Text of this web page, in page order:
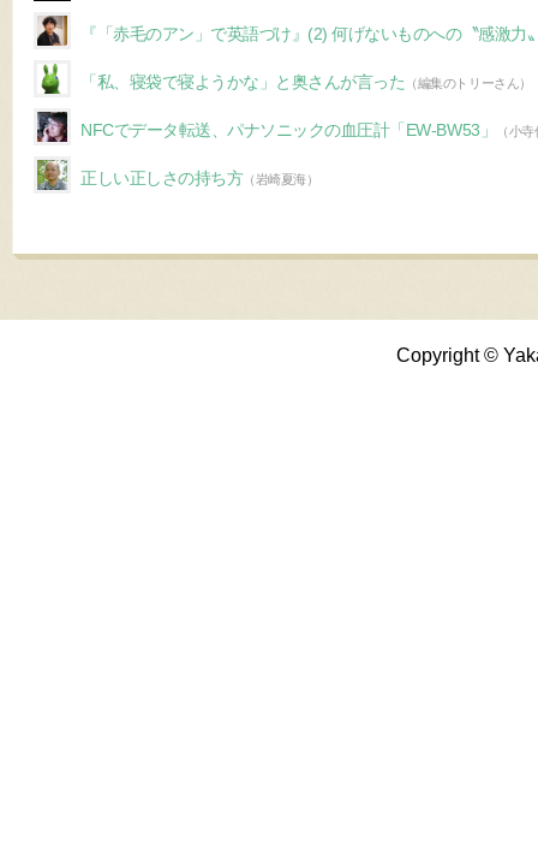
『「赤毛のアン」で英語づけ』(2) 何げないものへの〝感激力
「私、寝袋で寝ようかな」と奥さんが言った （編集のトリーさん）
NFCでデータ転送、パナソニックの血圧計「EW-BW53」 （小
正しい正しさの持ち方（岩崎夏海）
Copyright ©